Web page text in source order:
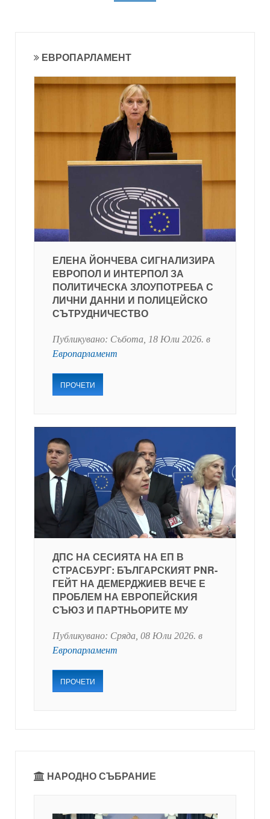
ЕВРОПАРЛАМЕНТ
ЕЛЕНА ЙОНЧЕВА СИГНАЛИЗИРА
ЕВРОПОЛ И ИНТЕРПОЛ ЗА
ПОЛИТИЧЕСКА ЗЛОУПОТРЕБА С
ЛИЧНИ ДАННИ И ПОЛИЦЕЙСКО
СЪТРУДНИЧЕСТВО
Публикувано: Събота, 18 Юли 2026. в
Европарламент
ПРОЧЕТИ
ДПС НА СЕСИЯТА НА ЕП В
СТРАСБУРГ: БЪЛГАРСКИЯТ PNR-
ГЕЙТ НА ДЕМЕРДЖИЕВ ВЕЧЕ Е
ПРОБЛЕМ НА ЕВРОПЕЙСКИЯ
СЪЮЗ И ПАРТНЬОРИТЕ МУ
Публикувано: Сряда, 08 Юли 2026. в
Европарламент
ПРОЧЕТИ
НАРОДНО СЪБРАНИЕ